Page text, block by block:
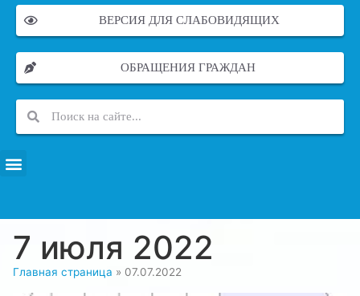
ВЕРСИЯ ДЛЯ СЛАБОВИДЯЩИХ
ОБРАЩЕНИЯ ГРАЖДАН
7 июля 2022
Главная страница » 07.07.2022